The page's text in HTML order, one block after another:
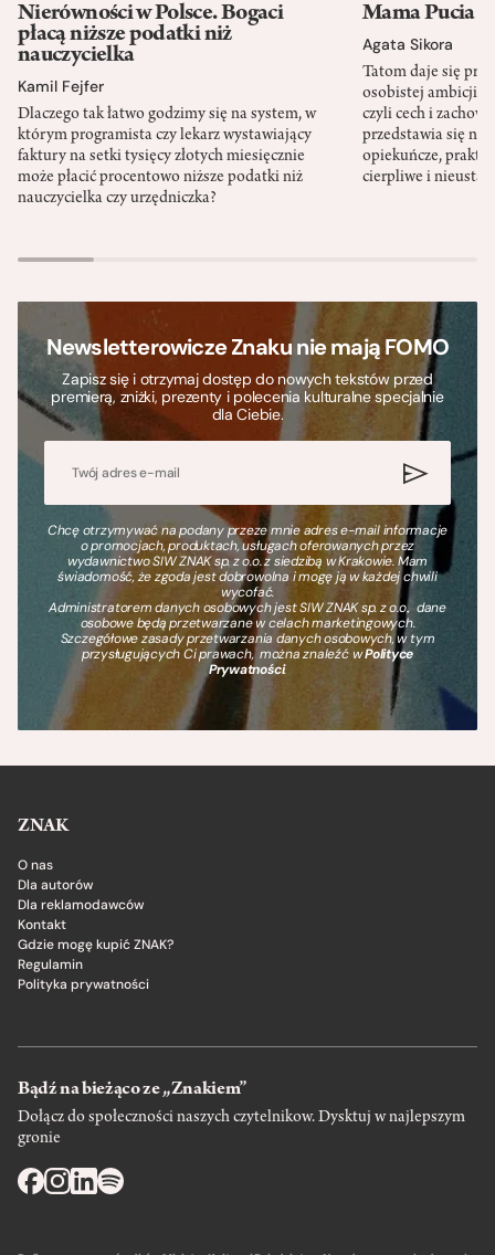
Nierówności w Polsce. Bogaci
płacą niższe podatki niż
nauczycielka
Kamil Fejfer
Dlaczego tak łatwo godzimy się na system, w
którym programista czy lekarz wystawiający
faktury na setki tysięcy złotych miesięcznie
może płacić procentowo niższe podatki niż
nauczycielka czy urzędniczka?
Mama Pucia
Agata Sikora
Tatom daje się
osobistej ambicji,
czyli cech i
przedstawia się
opiekuńcze,
cierpliwe i
Newsletterowicze Znaku nie mają FOMO
Zapisz się i otrzymaj dostęp do nowych tekstów przed
premierą, zniżki, prezenty i polecenia kulturalne specjalnie
dla Ciebie.
Chcę otrzymywać na podany przeze mnie adres e-mail informacje
o promocjach, produktach, usługach oferowanych przez
wydawnictwo SIW ZNAK sp. z o.o. z siedzibą w Krakowie. Mam
świadomość, że zgoda jest dobrowolna i mogę ją w każdej chwili
wycofać.
Administratorem danych osobowych jest SIW ZNAK sp. z o.o., dane
osobowe będą przetwarzane w celach marketingowych.
Szczegółowe zasady przetwarzania danych osobowych, w tym
przysługujących Ci prawach, można znaleźć wPolityce
Prywatności.
ZNAK
O nas
Dla autorów
Dla reklamodawców
Kontakt
Gdzie mogę kupić ZNAK?
Regulamin
Polityka prywatności
Bądź na bieżąco ze „Znakiem”
Dołącz do społeczności naszych czytelnikow. Dysktuj w najlepszym
gronie